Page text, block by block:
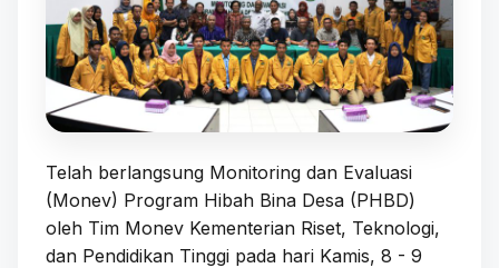
Telah berlangsung Monitoring dan Evaluasi
(Monev) Program Hibah Bina Desa (PHBD)
oleh Tim Monev Kementerian Riset, Teknologi,
dan Pendidikan Tinggi pada hari Kamis, 8 - 9